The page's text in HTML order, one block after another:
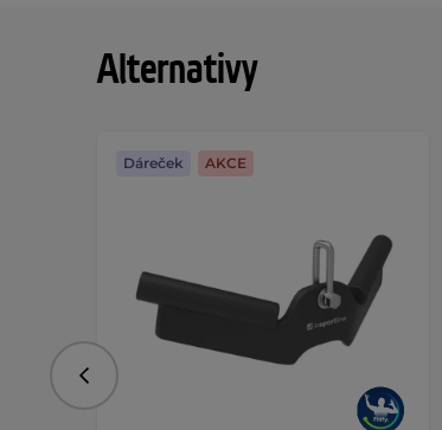
Alternativy
Dáreček AKCE
Předchozí